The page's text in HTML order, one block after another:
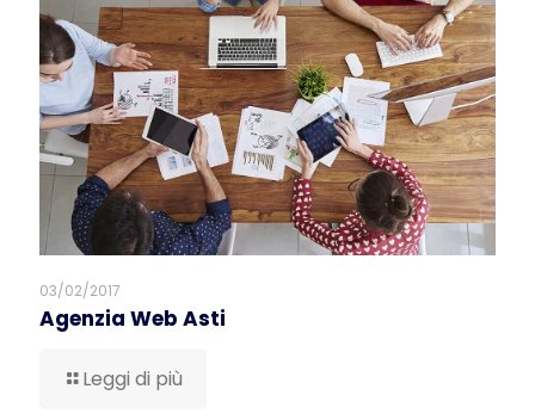
03/02/2017
Agenzia Web Asti
Leggi di più